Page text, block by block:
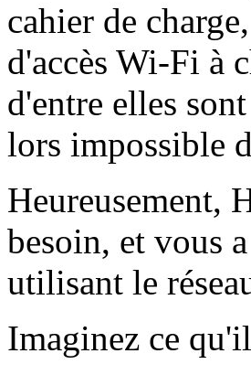
cahier de
d'accès Wi-Fi à
d'entre elles
lors impossible
Heureusement,
besoin, et vous
utilisant le
Imaginez ce